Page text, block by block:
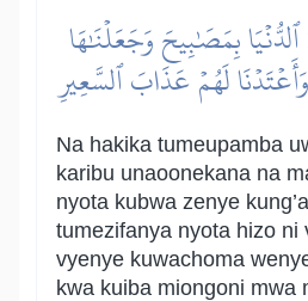
ٱلدُّنۡيَا بِمَصَٰبِيحَ وَجَعَلۡنَٰهَا
لَهُمۡ عَذَابَ ٱلسَّعِيرِ
Na hakika tumeupamba
karibu unaoonekana na
nyota kubwa zenye
tumezifanya nyota hizo ni
vyenye kuwachoma
kwa kuiba miongoni mwa